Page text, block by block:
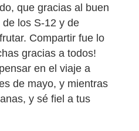
que gracias al buen
los S-12 y de
Compartir fue lo
gracias a todos!
en el viaje a
de mayo, y mientras
y sé fiel a tus